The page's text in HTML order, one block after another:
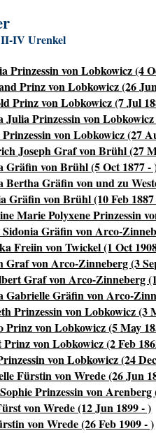
IV Urenkel
Prinzessin von Lobkowicz (4
Prinz von Lobkowicz (26
Prinz von Lobkowicz (7 Jul
Julia Prinzessin von Lobkowicz
von Lobkowicz (27
Joseph Graf von Brühl (27
Gräfin von Brühl (5 Oct 1877 -
Bertha Gräfin von und zu
Gräfin von Brühl (10 Feb
Marie Polyxene Prinzessin
Gräfin von Arco-
Freiin von Twickel (1 Oct
Graf von Arco-Zinneberg (3
Graf von Arco-Zinneberg
Gabrielle Gräfin von Arco-
Prinzessin von Lobkowicz (3
Prinz von Lobkowicz (5 May
von Lobkowicz (2 Feb
von Lobkowicz (24
Fürstin von Wrede (26 Jun
Prinzessin von Arenberg
von Wrede (12 Jun 1899 - )
von Wrede (26 Feb 1909 - )